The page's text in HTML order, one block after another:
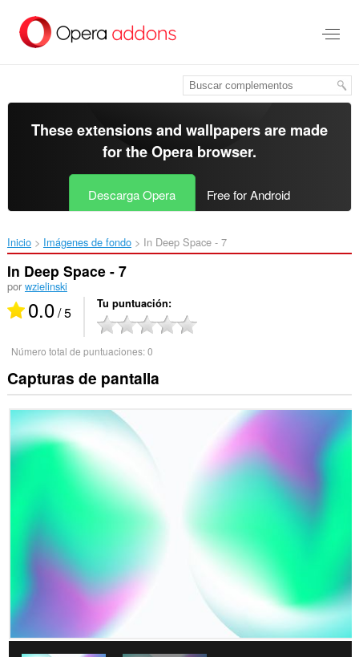
contenido
These extensions and wallpapers are made
for theOpera browser.
Descarga Opera Free for Android
Inicio Imágenes de fondo In Deep Space - 7‎
In Deep Space - 7
por wzielinski
0.0/ 5 Tu puntuación
Número total de puntuaciones:0
Capturas de pantalla